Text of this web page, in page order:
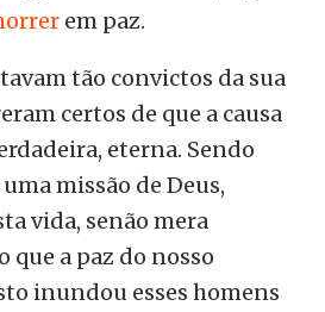
em paz.
tão convictos da sua
certos de que a causa
eterna. Sendo
missão de Deus,
vida, senão mera
que a paz do nosso
inundou esses homens